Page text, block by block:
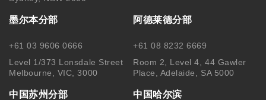
墨尔本分部
+61 03 9606 0666
Level 1/373 Lonsdale Street
Melbourne, VIC, 3000
阿德莱德分部
+61 08 8232 6669
Room 2, Level 4, 44 Gawler
Place, Adelaide, SA 5000
中国苏州分部 中国哈尔滨